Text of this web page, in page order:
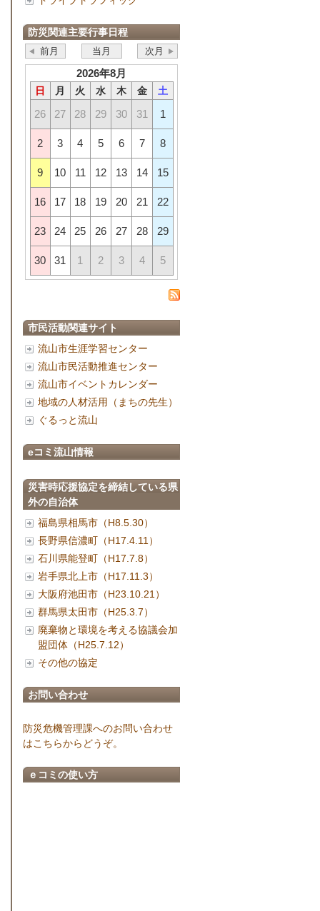
防災関連主要行事日程
前月 当月 次月
2026年8月
日 月 火 水 木 金 土
26 27 28 29 30 31 1
2 3 4 5 6 7 8
9 10 11 12 13 14 15
16 17 18 19 20 21 22
23 24 25 26 27 28 29
30 31 1 2 3 4 5
市民活動関連サイト
流山市生涯学習センター
流山市民活動推進センター
流山市イベントカレンダー
地域の人材活用（まちの先生）
ぐるっと流山
eコミ流山情報
災害時応援協定を締結している県
外の自治体
福島県相馬市（H8.5.30）
長野県信濃町（H17.4.11）
石川県能登町（H17.7.8）
岩手県北上市（H17.11.3）
大阪府池田市（H23.10.21）
群馬県太田市（H25.3.7）
廃棄物と環境を考える協議会加
盟団体（H25.7.12）
その他の協定
お問い合わせ
防災危機管理課へのお問い合わせ
はこちらからどうぞ。
ｅコミの使い方